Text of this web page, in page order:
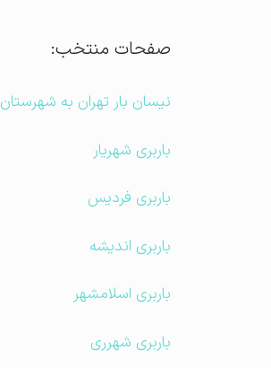
صفحات منتخب:
نیسان بار تهران به شهرستان
باربری شهریار
باربری فردیس
باربری اندیشه
باربری اسلامشهر
باربری شهرری